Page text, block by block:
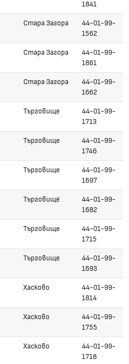
1841
Стара Загора
44-01-99-
1562
Стара Загора
44-01-99-
1861
Стара Загора
44-01-99-
1662
Търговище
44-01-99-
1713
Търговище
44-01-99-
1746
Търговище
44-01-99-
1697
Търговище
44-01-99-
1682
Търговище
44-01-99-
1715
Търговище
44-01-99-
1693
Хасково
44-01-99-
1814
Хасково
44-01-99-
1755
Хасково
44-01-99-
1718